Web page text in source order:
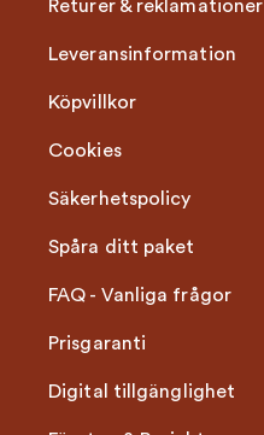
Returer & reklamationer
Leveransinformation
Köpvillkor
Cookies
Säkerhetspolicy
Spåra ditt paket
FAQ - Vanliga frågor
Prisgaranti
Digital tillgänglighet